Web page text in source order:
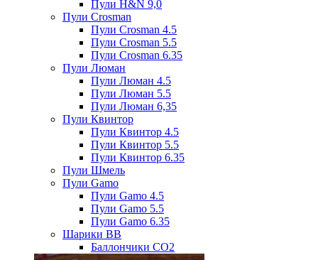
Пули H&N 9,0
Пули Crosman
Пули Crosman 4.5
Пули Crosman 5.5
Пули Crosman 6.35
Пули Люман
Пули Люман 4.5
Пули Люман 5.5
Пули Люман 6,35
Пули Квинтор
Пули Квинтор 4.5
Пули Квинтор 5.5
Пули Квинтор 6.35
Пули Шмель
Пули Gamo
Пули Gamo 4.5
Пули Gamo 5.5
Пули Gamo 6.35
Шарики BB
Баллончики CO2